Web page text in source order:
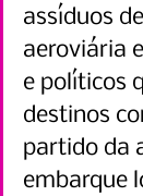
assíduos
aeroviária
e políticos
destinos
partido da
embarque